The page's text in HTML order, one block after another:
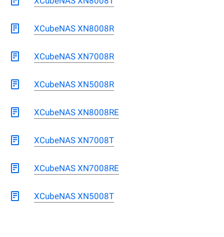
XCubeNAS XN8008R
XCubeNAS XN7008R
XCubeNAS XN5008R
XCubeNAS XN8008RE
XCubeNAS XN7008T
XCubeNAS XN7008RE
XCubeNAS XN5008T